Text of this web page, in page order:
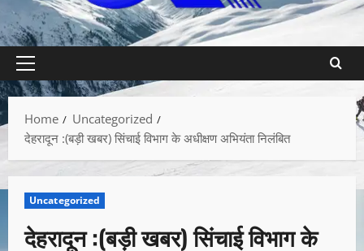
Home
Uncategorized
देहरादून :(बड़ी खबर) सिंचाई विभाग के अधीक्षण अभियंता निलंबित
Uncategorized
देहरादून :(बड़ी खबर) सिंचाई विभाग के